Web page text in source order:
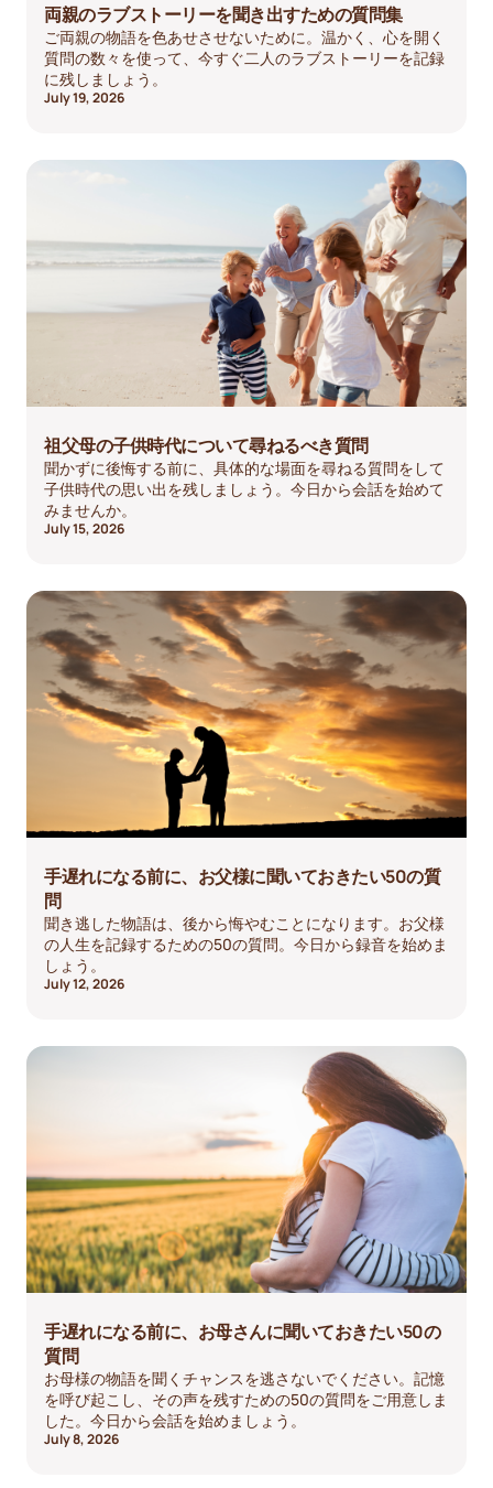
両親のラブストーリーを聞き出すための質問集
ご両親の物語を色あせさせないために。温かく、心を開く
質問の数々を使って、今すぐ二人のラブストーリーを記録
に残しましょう。
July 19, 2026
祖父母の子供時代について尋ねるべき質問
聞かずに後悔する前に、具体的な場面を尋ねる質問をして
子供時代の思い出を残しましょう。今日から会話を始めて
みませんか。
July 15, 2026
手遅れになる前に、お父様に聞いておきたい50の質
問
聞き逃した物語は、後から悔やむことになります。お父様
の人生を記録するための50の質問。今日から録音を始めま
しょう。
July 12, 2026
手遅れになる前に、お母さんに聞いておきたい50の
質問
お母様の物語を聞くチャンスを逃さないでください。記憶
を呼び起こし、その声を残すための50の質問をご用意しま
した。今日から会話を始めましょう。
July 8, 2026